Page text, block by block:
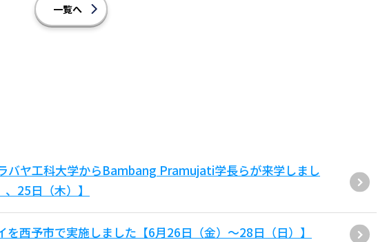
一覧へ
バヤ工科大学からBambang Pramujati学長らが来学しまし
25日（木）】
を西予市で実施しました【6月26日（金）～28日（日）】